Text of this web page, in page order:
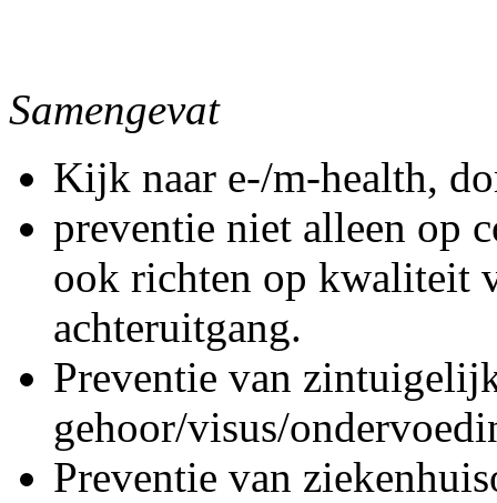
Samengevat
Kijk naar e-/m-health,
preventie niet alleen op
ook richten op kwaliteit
achteruitgang.
Preventie van
gehoor/visus/
Preventie van